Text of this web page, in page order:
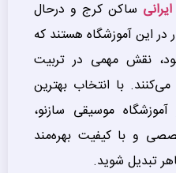
ساکن کرج و درحال
در این آموزشگاه هستند که
نقش مهمی در تربیت
می‌کنند. با انتخاب بهترین
موسیقی سازنو،
و با کیفیت بهره‌مند
تبدیل شوید.